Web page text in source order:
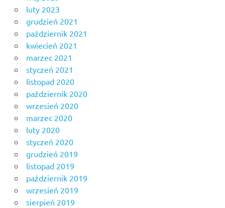
luty 2023
grudzień 2021
październik 2021
kwiecień 2021
marzec 2021
styczeń 2021
listopad 2020
październik 2020
wrzesień 2020
marzec 2020
luty 2020
styczeń 2020
grudzień 2019
listopad 2019
październik 2019
wrzesień 2019
sierpień 2019